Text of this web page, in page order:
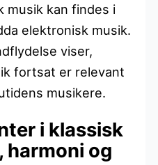
musik kan findes i
elektronisk musik.
viser,
fortsat er relevant
musikere.
i klassisk
harmoni og